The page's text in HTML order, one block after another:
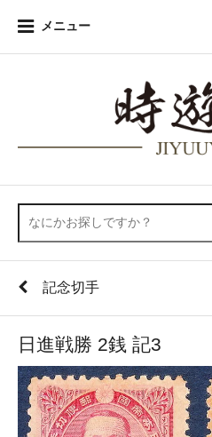
メニュー
記念切手
日進戦勝 2銭 記3